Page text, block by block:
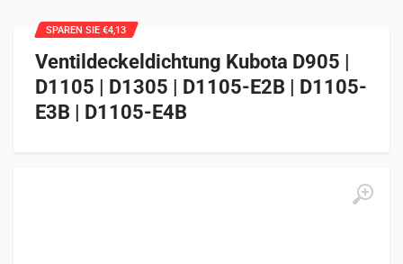
Ventildeckeldichtung Kubota D905 |
D1105 | D1305 | D1105-E2B | D1105-
E3B | D1105-E4B
SPAREN SIE €4,13